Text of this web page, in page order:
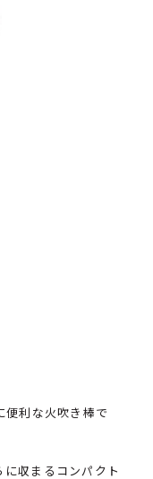
便利な火吹き棒で
収まるコンパクト